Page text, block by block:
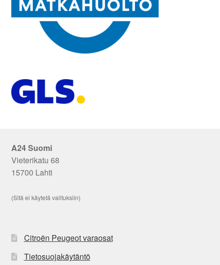
A24 Suomi
Vieterikatu 68
15700 Lahti
(Sitä ei käytetä valituksiin)
Citroën Peugeot varaosat
Tietosuojakäytäntö